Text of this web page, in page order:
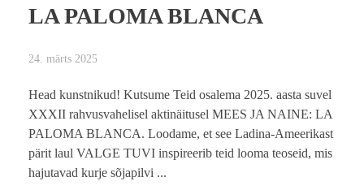
LA PALOMA BLANCA
24. märts 2025
Head kunstnikud! Kutsume Teid osalema 2025. aasta suvel
XXXII rahvusvahelisel aktinäitusel MEES JA NAINE: LA
PALOMA BLANCA. Loodame, et see Ladina-Ameerikast
pärit laul VALGE TUVI inspireerib teid looma teoseid, mis
hajutavad kurje sõjapilvi ...